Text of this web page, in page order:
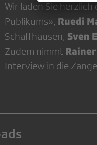
Wir laden Sie
Publikums», Ruedi
Schaffhausen, Sven
Zudem nimmt
Interview in die